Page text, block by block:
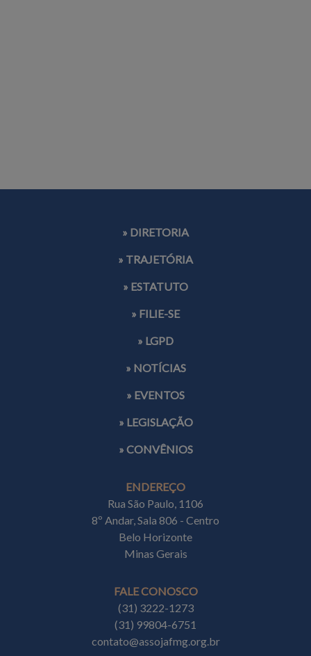
» DIRETORIA
» TRAJETÓRIA
» ESTATUTO
» FILIE-SE
» LGPD
» NOTÍCIAS
» EVENTOS
» LEGISLAÇÃO
» CONVÊNIOS
ENDEREÇO
Rua São Paulo, 1106
8º Andar, Sala 806 - Centro
Belo Horizonte
Minas Gerais
FALE CONOSCO
(31) 3222-1273
(31) 99804-6751
contato@assojafmg.org.br